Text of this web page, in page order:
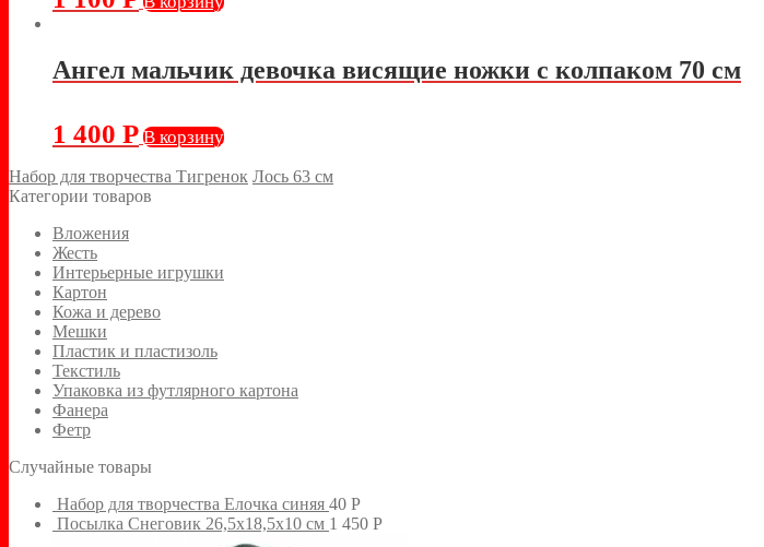
Ангел мальчик девочка висящие ножки с колпаком 70 см
1 400 Р В корзину
Набор для творчества Тигренок Лось 63 см
Категории товаров
Вложения
Жесть
Интерьерные игрушки
Картон
Кожа и дерево
Мешки
Пластик и пластизоль
Текстиль
Упаковка из футлярного картона
Фанера
Фетр
Случайные товары
Набор для творчества Елочка синяя 40 Р
Посылка Снеговик 26,5х18,5х10 см 1 450 Р